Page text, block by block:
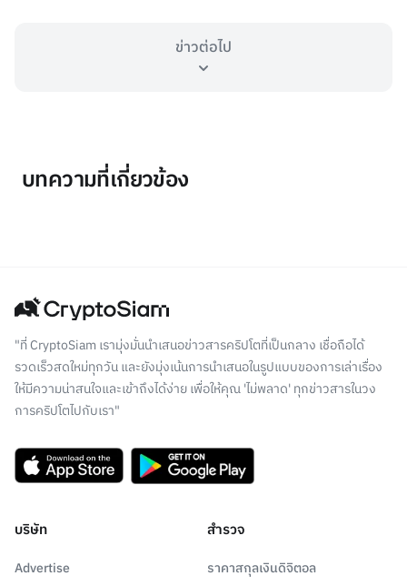
ข่าวต่อไป
บทความที่เกี่ยวข้อง
"ที่ CryptoSiam เรามุ่งมั่นนำเสนอข่าวสารคริปโตที่เป็นกลาง เชื่อถือได้
รวดเร็วสดใหม่ทุกวัน และยังมุ่งเน้นการนำเสนอในรูปแบบของการเล่าเรื่อง
ให้มีความน่าสนใจและเข้าถึงได้ง่าย เพื่อให้คุณ 'ไม่พลาด' ทุกข่าวสารในวง
การคริปโตไปกับเรา"
บริษัท
Advertise
สำรวจ
ราคาสกุลเงินดิจิตอล